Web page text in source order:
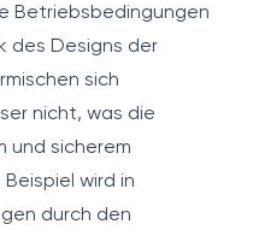
Betriebsbedingungen
des Designs der
sich
nicht, was die
und sicherem
wird in
durch den